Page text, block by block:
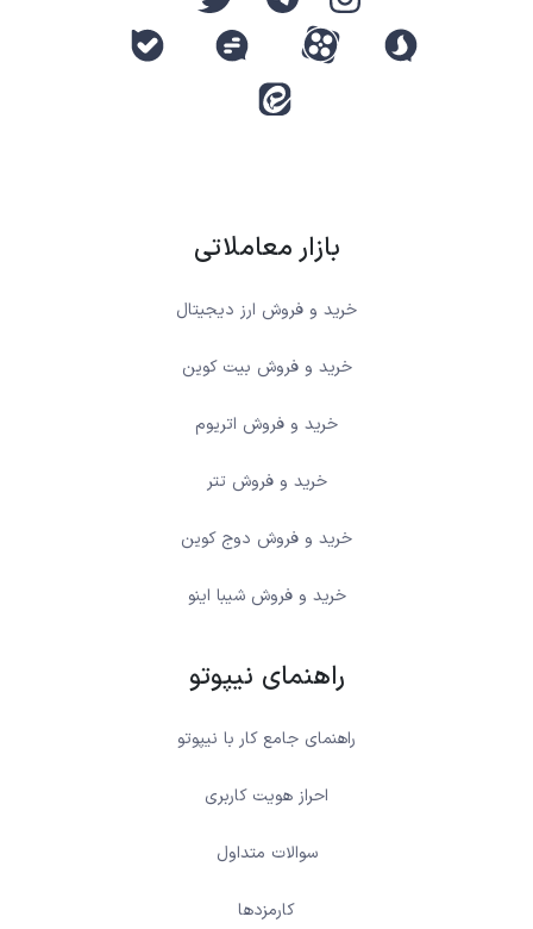
بازار معاملاتی
خرید و فروش ارز دیجیتال
خرید و فروش بیت کوین
خرید و فروش اتریوم
خرید و فروش تتر
خرید و فروش دوج کوین
خرید و فروش شیبا اینو
راهنمای نیپوتو
راهنمای جامع کار با نیپوتو
احراز هویت کاربری
سوالات متداول
کارمزدها